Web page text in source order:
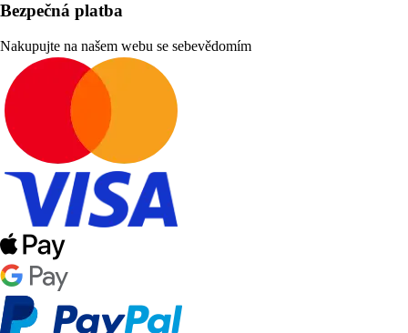
Bezpečná platba
Nakupujte na našem webu se sebevědomím